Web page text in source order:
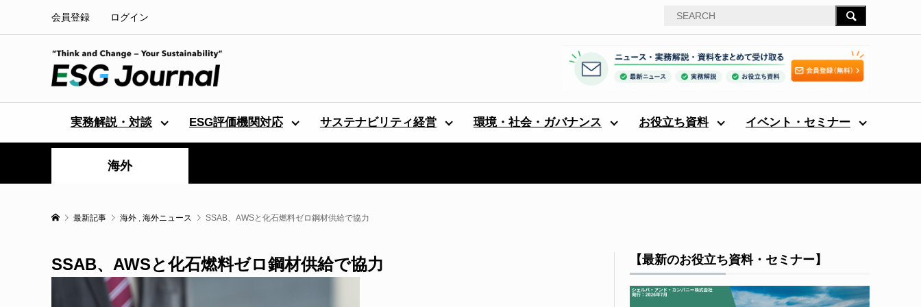
会員登録 ログイン
実務解説・対談 ESG評価機関対応 サステナビリティ経営 環境・社会・ガバナンス お役立ち資料 イベント・セミナー
海外
最新記事 海外 , 海外ニュース SSAB、AWSと化石燃料ゼロ鋼材供給で協力
SSAB、AWSと化石燃料ゼロ鋼材供給で協力 【最新のお役立ち資料・セミナー】